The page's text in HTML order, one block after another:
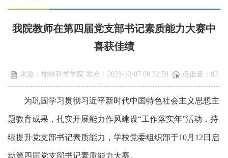
我院教师在第四届党支部书记素质能力大赛中
喜获佳绩
来源：地球科学学院 发布：2023-12-07 08:32:59 点击量： 82
为巩固学习贯彻习近平新时代中国特色社会主义思想主
题教育成果，扎实开展能力作风建设“工作落实年”活动，持
续提升党支部书记素质能力，学校党委组织部于10月12日启
动第四届党支部书记素质能力大赛。